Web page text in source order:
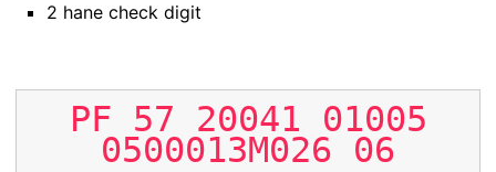
2 hane check digit
PF 57 20041 01005
0500013M026 06